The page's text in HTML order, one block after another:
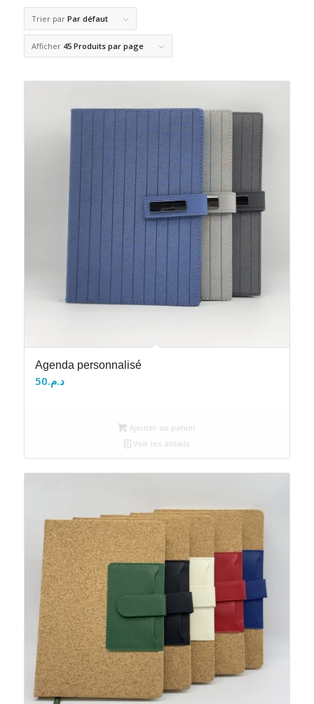
Trier par Par défaut
Afficher 45 Produits par page
Agenda personnalisé
د.م.50
Ajouter au panier
Voir les détails